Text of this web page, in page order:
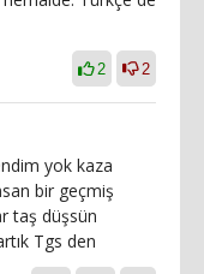
2 2
yok kaza
bir geçmiş
taş düşsün
Tgs den